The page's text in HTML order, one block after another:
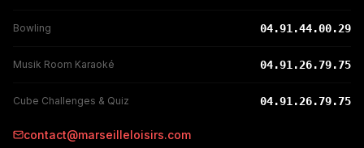
Bowling 04.91.44.00.29
Musik Room Karaoké 04.91.26.79.75
Cube Challenges & Quiz 04.91.26.79.75
contact@marseilleloisirs.com